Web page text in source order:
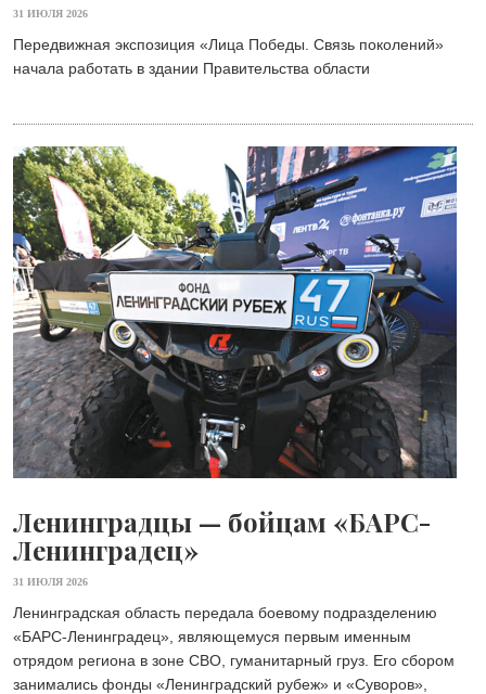
31 ИЮЛЯ 2026
Передвижная экспозиция «Лица Победы. Связь поколений»
начала работать в здании Правительства области
Ленинградцы — бойцам «БАРС-
Ленинградец»
31 ИЮЛЯ 2026
Ленинградская область передала боевому подразделению
«БАРС-Ленинградец», являющемуся первым именным
отрядом региона в зоне СВО, гуманитарный груз. Его сбором
занимались фонды «Ленинградский рубеж» и «Суворов»,